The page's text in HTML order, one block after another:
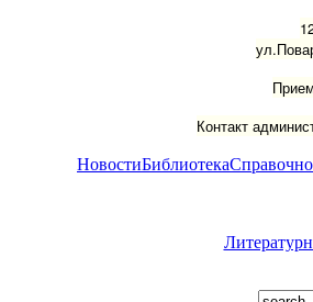
Контакт
НовостиБиблиотека